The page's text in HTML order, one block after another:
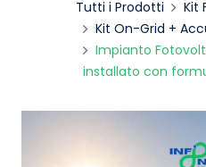
Tutti i Prodotti
Kit
Kit On-Grid +
Impianto
installato con